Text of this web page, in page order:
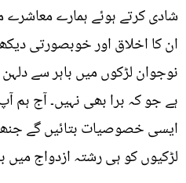
شادی کرتے ہوئے ہمارے معاشرے
ان کا اخلاق اور خوبصورتی
نوجوان لڑکوں میں باہر سے دلہن
ہے جو کہ برا بھی نہیں۔ آج ہم
ایسی خصوصیات بتائیں گے
لڑکیوں کو ہی رشتہ ازدواج میں